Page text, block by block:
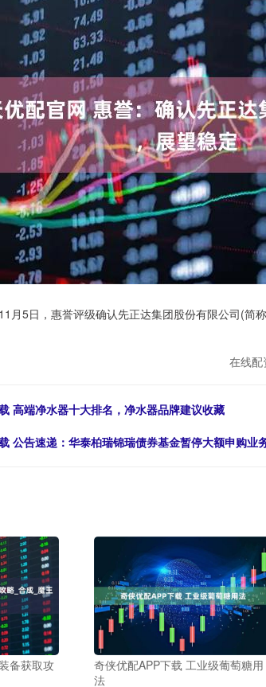
5日，惠誉评级确认先正达集团股份有限公司(简
在线配
高端净水器十大排名，净水器品牌建议收藏
公告速递：华泰柏瑞锦瑞债券基金暂停大额申购业
备获取攻
奇侠优配APP下载 工业级葡萄糖用
法